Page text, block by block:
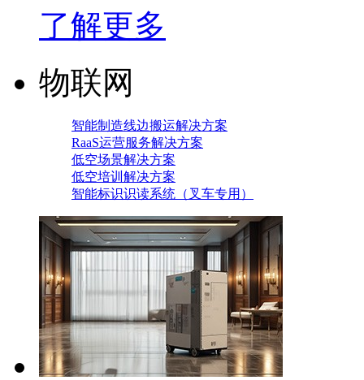
了解更多
物联网
智能制造线边搬运解决方案
RaaS运营服务解决方案
低空场景解决方案
低空培训解决方案
智能标识识读系统（叉车专用）